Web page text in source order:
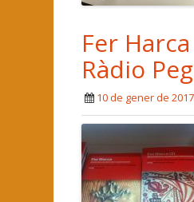
Fer
Ràdio
10 de gener de 2017